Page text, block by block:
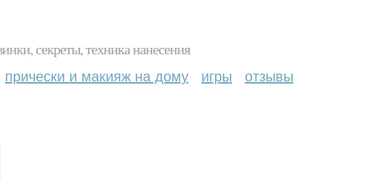
секреты, техника нанесения
прически и макияж на дому игры отзывы